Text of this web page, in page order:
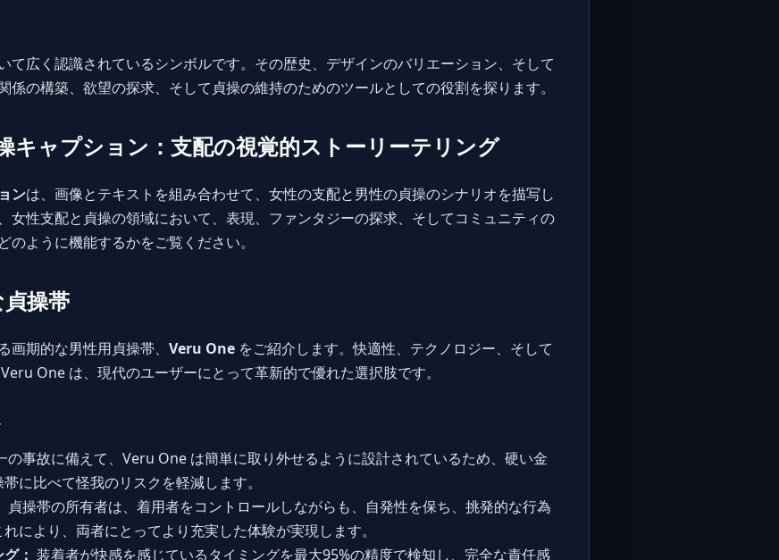
て広く認識されているシンボルです。その歴史、デザインのバリエーション、そして
係の構築、欲望の探求、そして貞操の維持のためのツールとしての役割を探ります。
キャプション：支配の視覚的ストーリーテリング
ンは、画像とテキストを組み合わせて、女性の支配と男性の貞操のシナリオを描写し
女性支配と貞操の領域において、表現、ファンタジーの探求、そしてコミュニティの
ように機能するかをご覧ください。
操帯
期的な男性用貞操帯、 Veru One をご紹介します。快適性、テクノロジー、そして
One は、現代のユーザーにとって革新的で優れた選択肢です。
の事故に備えて、Veru One は簡単に取り外せるように設計されているため、硬い金
に比べて怪我のリスクを軽減します。
貞操帯の所有者は、着用者をコントロールしながらも、自発性を保ち、挑発的な行為
により、両者にとってより充実した体験が実現します。
： 装着者が快感を感じているタイミングを最大95%の精度で検知し、完全な責任感